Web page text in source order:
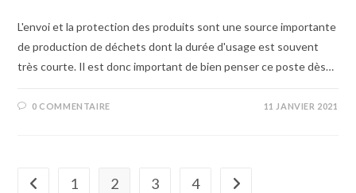
L'envoi et la protection des produits sont une source importante
de production de déchets dont la durée d'usage est souvent
très courte. Il est donc important de bien penser ce poste dès…
0 COMMENTAIRE 11 JANVIER 2021
Go to the previous page
1 2 3 4 Aller à la page suivante